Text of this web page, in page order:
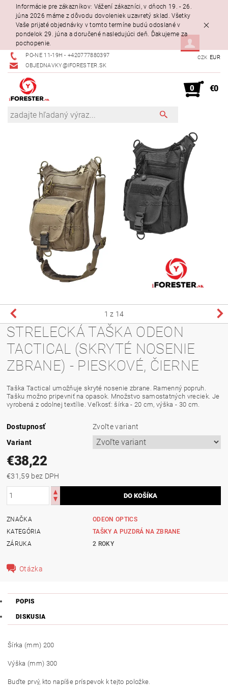
Informácie pre zákazníkov: Vážení zákazníci, v dňoch 19. - 26.
júna 2026 máme z dôvodu dovoleniek uzavretý sklad. Všetky
Vaše prijaté objednávky v tomto termíne budú odoslané v
pondelok 29. júna a doručené nasledujúci deň. Ďakujeme za
pochopenie.
PO-NE 11-19H - +420777880397
OBJEDNAVKY@IFORESTER.SK
CZK EUR
0 €0
1 z 14
STRELECKÁ TAŠKA ODEON
TACTICAL (SKRYTÉ NOSENIE
ZBRANE) - PIESKOVÉ, ČIERNE
Taška Tactical umožňuje skryté nosenie zbrane. Ramenný popruh.
Tašku možno pripevniť na opasok. Množstvo samostatných vreciek. Je
vyrobená z odolnej textílie. Veľkosť: šírka - 20 cm, výška - 30 cm.
Dostupnosť
Zvoľte variant
Variant
€38,22
€31,59 bez DPH
ZNAČKA
ODEON OPTICS
KATEGÓRIA
TAŠKY A PUZDRÁ NA ZBRANE
ZÁRUKA
2 ROKY
Otázka
POPIS
DISKUSIA
Šírka (mm) 200
Výška (mm) 300
Buďte prvý, kto napíše príspevok k tejto položke.